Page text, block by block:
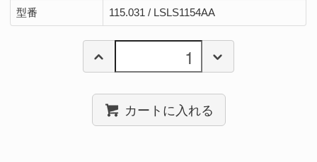
型番 115.031 / LSLS1154AA
カートに入れる